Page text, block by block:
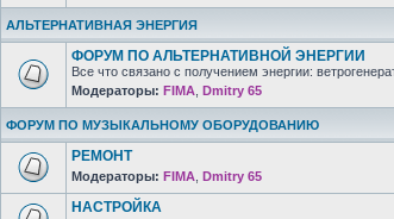
АЛЬТЕРНАТИВНАЯ ЭНЕРГИЯ
ФОРУМ ПО АЛЬТЕРНАТИВНОЙ ЭНЕРГИИ
Все что связано с получением энергии:
Модераторы: FIMA Dmitry 65
ФОРУМ ПО МУЗЫКАЛЬНОМУ ОБОРУДОВАНИЮ
РЕМОНТ
Модераторы: FIMA Dmitry 65
НАСТРОЙКА